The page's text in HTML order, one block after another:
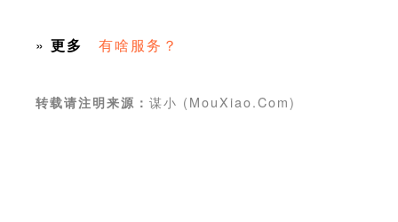
» 更多 有啥服务？
转载请注明来源： 谋小 (MouXiao.Com)